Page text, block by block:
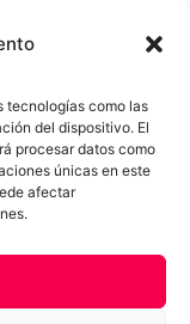
tecnologías como las
del dispositivo. El
procesar datos como
únicas en este
afectar
el Uso de IA